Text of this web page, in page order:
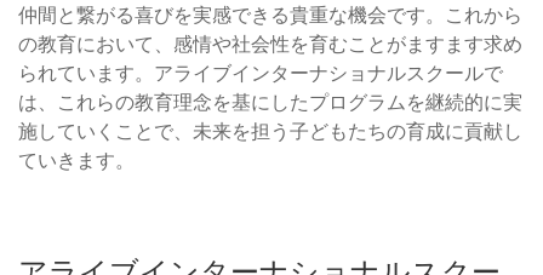
仲間と繋がる喜びを実感できる貴重な機会です。これから
の教育において、感情や社会性を育むことがますます求め
られています。アライブインターナショナルスクールで
は、これらの教育理念を基にしたプログラムを継続的に実
施していくことで、未来を担う子どもたちの育成に貢献し
ていきます。